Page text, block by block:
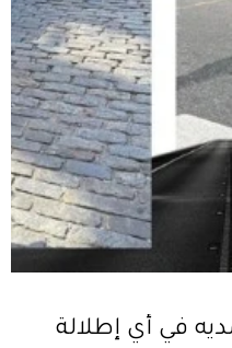
في أي إطلالة